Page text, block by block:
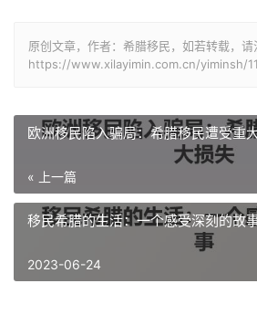
原创文章，作者：希腊移民，如若转载，请
https://www.xilayimin.com.cn/yiminsh/
欧洲移民陷入骗局：希腊移民遭受重
« 上一篇
移民希腊的生活：一个感受深刻的故
2023-06-24